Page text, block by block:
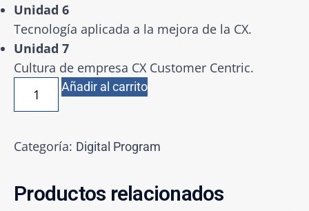
Unidad 6
Tecnología aplicada a la mejora de la CX.
Unidad 7
Cultura de empresa CX Customer Centric.
Añadir al carrito
Categoría: Digital Program
Productos relacionados